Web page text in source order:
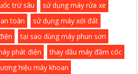
trừ sâu
sử dụng máy rửa xe
toàn
sử dụng máy xới đất
tại sao dùng máy phun sơn
phát điện
thay dầu máy đầm cóc
hiệu máy khoan